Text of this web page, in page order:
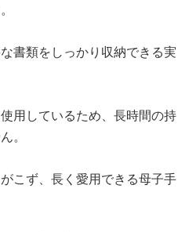
書類をしっかり収納できる実
用しているため、長時間の持
。
こず、長く愛用できる母子手